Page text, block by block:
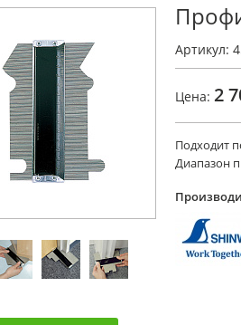
Артикул:
Цена: 2
Подходит
Диапазон